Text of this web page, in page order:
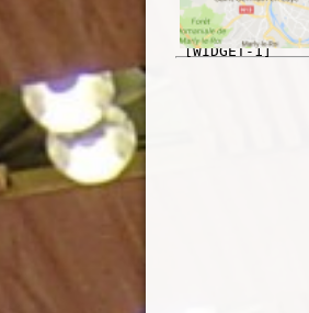
[WIDGET-1]